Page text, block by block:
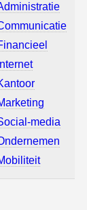
Internet
media